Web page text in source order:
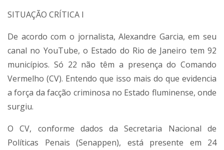
SITUAÇÃO CRÍTICA I
De acordo com o jornalista, Alexandre Garcia, em seu
canal no YouTube, o Estado do Rio de Janeiro tem 92
municípios. Só 22 não têm a presença do Comando
Vermelho (CV). Entendo que isso mais do que evidencia
a força da facção criminosa no Estado fluminense, onde
surgiu.
O CV, conforme dados da Secretaria Nacional de
Políticas Penais (Senappen), está presente em 24